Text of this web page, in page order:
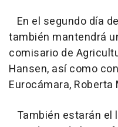
En el segundo día
también mantendrá
comisario de
Hansen, así como
Eurocámara, Roberta
También estarán el